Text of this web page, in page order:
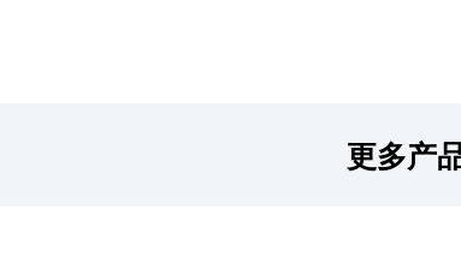
更多产